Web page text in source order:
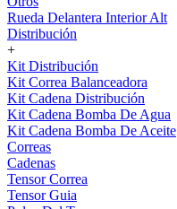
Rueda Delantera Interior Alt
Distribución
+
Kit Distribución
Kit Correa Balanceadora
Kit Cadena Distribución
Kit Cadena Bomba De Agua
Kit Cadena Bomba De Aceite
Correas
Cadenas
Tensor Correa
Tensor Guia